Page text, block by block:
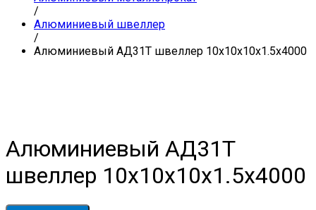
/
Алюминиевый швеллер
/
Алюминиевый АД31Т швеллер 10х10х10х1.5х4000
Алюминиевый АД31Т
швеллер 10х10х10х1.5х4000